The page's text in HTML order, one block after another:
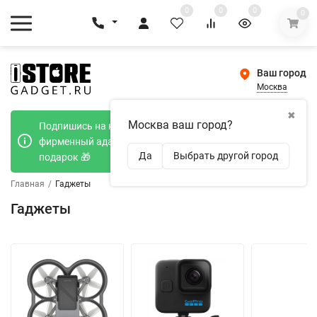
0 0 0 0
Ваш город
Москва
✖
Москва ваш город?
Да Выбрать другой город
Подпишись на наш телеграмм канал и получи
фирменный адаптер Type-C 20W при покупке в
подарок 🎁
Главная / Гаджеты
Гаджеты